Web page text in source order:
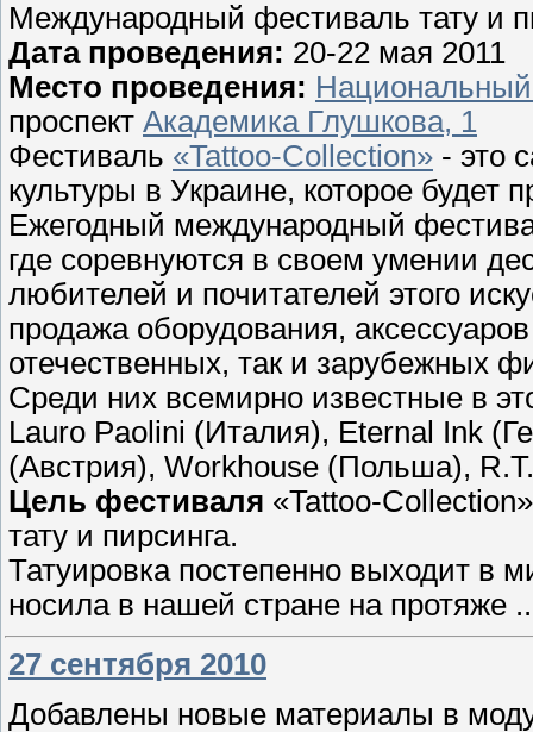
Международный фестиваль тату и
Дата проведения: 20-22 мая 2011
Место проведения:
проспект Академика Глушкова, 1
Фестиваль «Tattoo-Collection» - это
культуры в Украине, которое будет
Ежегодный международный
где соревнуются в своем умении
любителей и почитателей этого
продажа оборудования,
отечественных, так и зарубежных
Среди них всемирно известные в
Lauro Paolini (Италия), Еternal Ink
(Австрия), Workhouse (Польша),
Цель фестиваля «Tattoo-
тату и пирсинга.
Татуировка постепенно выходит в
носила в нашей стране на протяже
27 сентября 2010
Добавлены новые материалы в